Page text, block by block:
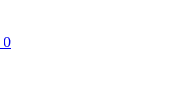
0